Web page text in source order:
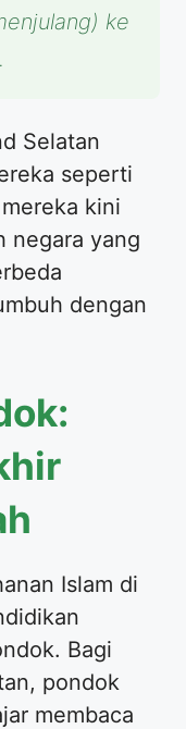
ke
Selatan
seperti
kini
negara yang
dengan
Islam di
Bagi
pondok
membaca